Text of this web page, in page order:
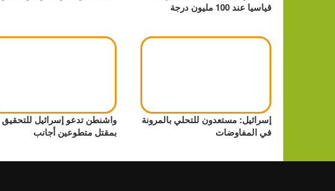
قياسيا عند 100 مليون درجة
إسرائيل: مستعدون للتحلي بالمرونة
في المفاوضات
واشنطن تدعو إسرائيل للتحقيق
بمقتل متطوعين أجانب